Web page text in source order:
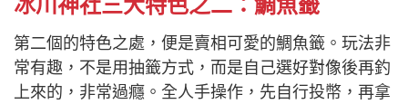
第二個的特色之處，便是賣相可愛的鯛魚籤。玩法非
常有趣，不是用抽籤方式，而是自己選好對像後再釣
上來的，非常過癮。全人手操作，先自行投幣，再拿